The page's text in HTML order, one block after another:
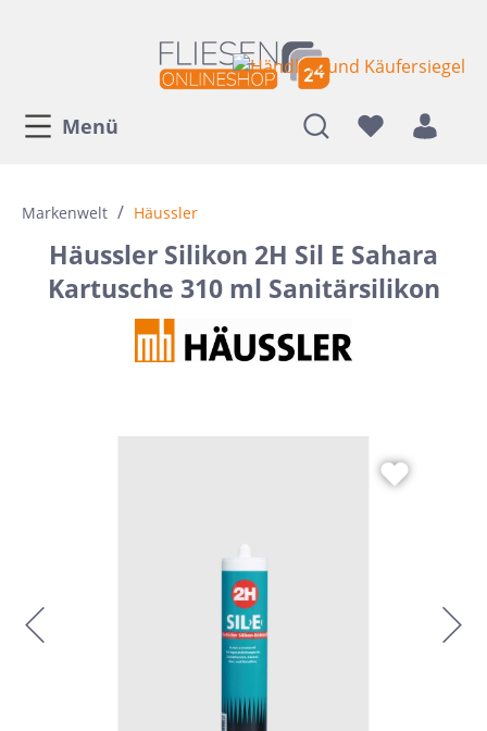
Menü
Markenwelt / Häussler
Häussler Silikon 2H Sil E Sahara
Kartusche 310 ml Sanitärsilikon